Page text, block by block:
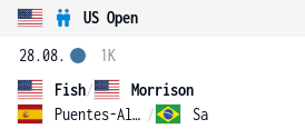
US Open
28.08.
Fish/
Morrison
Puentes-Alcaniz / Sa
1K